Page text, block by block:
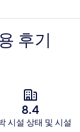
후기
8.4
시설 상태 및 시설